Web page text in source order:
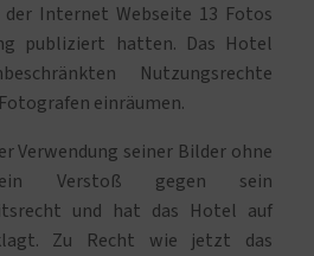
Internet Webseite 13 Fotos
publiziert hatten. Das Hotel
Nutzungsrechte
einräumen.
Verwendung seiner Bilder ohne
ein Verstoß gegen sein
und hat das Hotel auf
Zu Recht wie jetzt das